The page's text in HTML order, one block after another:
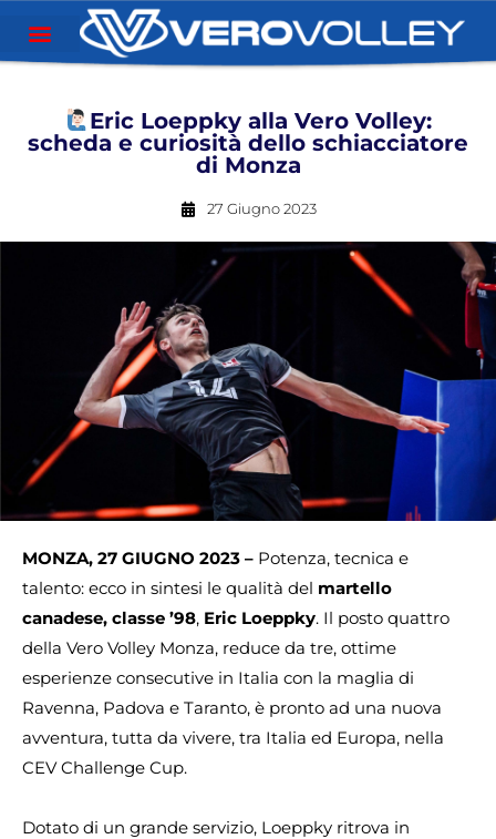
Eric Loeppky alla Vero Volley:
scheda e curiosità dello schiacciatore
di Monza
27 Giugno 2023
MONZA, 27 GIUGNO 2023 – Potenza, tecnica e
talento: ecco in sintesi le qualità del martello
canadese, classe ’98, Eric Loeppky. Il posto quattro
della Vero Volley Monza, reduce da tre, ottime
esperienze consecutive in Italia con la maglia di
Ravenna, Padova e Taranto, è pronto ad una nuova
avventura, tutta da vivere, tra Italia ed Europa, nella
CEV Challenge Cup.
Dotato di un grande servizio, Loeppky ritrova in